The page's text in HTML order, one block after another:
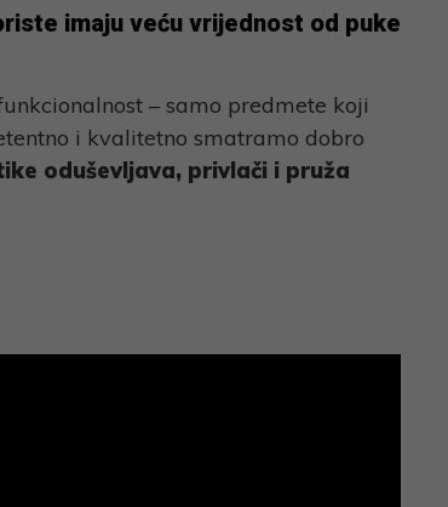
imaju veću vrijednost od puke
– samo predmete koji
i kvalitetno smatramo dobro
oduševljava, privlači i pruža